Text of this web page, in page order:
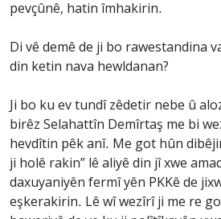
pevçûnê, hatin îmhakirin.
Di vê demê de ji bo rawestandina
din ketin nava hewldanan?
Ji bo ku ev tundî zêdetir nebe û
birêz Selahattîn Demîrtaş me bi
hevdîtin pêk anî. Me got hûn
ji holê rakin” lê aliyê din jî xwe
daxuyaniyên fermî yên PKKê de
eşkerakirin. Lê wî wezîrî ji me re